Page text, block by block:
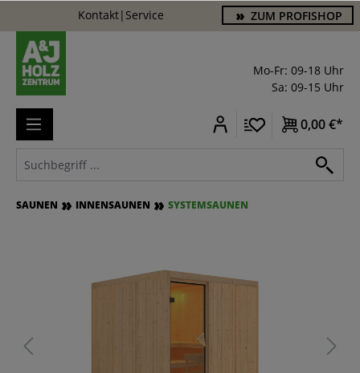
Kontakt| Service ZUM PROFISHOP
Mo-Fr: 09-18 Uhr
Sa: 09-15 Uhr
0,00 €*
SAUNEN INNENSAUNEN SYSTEMSAUNEN